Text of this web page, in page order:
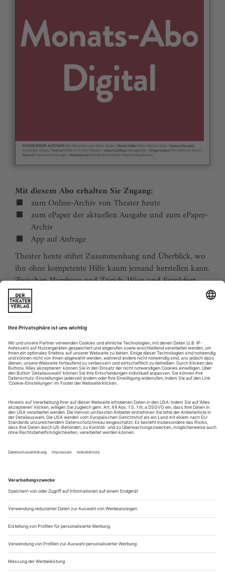
Mit diesem Abo erhalten Sie Zugang:
zum Online-Archiv von Theater heute
zum ePaper der aktuellen Ausgabe und zum ePaper-
Archiv
App auf Anfrage
Theater heute stiftet Zusammenhang und Überblick, wo
ihn ohne kompetente Hilfe kaum jemand herstellen kann.
Zwischen Hamburg und Zürich, Wien und Frankfurt,
Jena und Aachen gibt es wie nirgends auf der Welt eine
dichte, vielfältige und produktive Theaterszene. Mit
Theater heute sind Sie jederzeit über die wichtigsten
Ereignisse informiert. Theater heute erscheint 12-mal im
Jahr mit einem Doppelheft im Juli und dem Jahrbuch im
August.
Sie erhalten Zugang zum Online-Archiv von Theater
heute und können sowohl das aktuelle ePaper als auch
das ePaper-Archiv über Ihren Account auf www.der-
theaterverlag.de einsehen. Zugang zur App auf Anfrage.
Das Abonnement hat eine Laufzeit von einem Monat und
verlängert sich jeweils um einen weiteren Monat, sofern
es nicht vom Kunden auf der Seite „Mein Konto/Meine
Bestellungen“ auf www.der-theaterverlag.de gekündigt
in Kraft.
Aus steuerlichen Gründen abweichende Preise für Käufe
außerhalb Deutschlands (Endpreis vor Auslösen der Bestellung
ersichtlich)